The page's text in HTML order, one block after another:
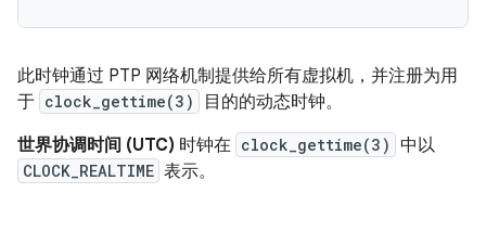
此时钟通过 PTP 网络机制提供给所有虚拟机，并注册为用
于 clock_gettime(3)
目的的动态时钟。
世界协调时间 (UTC) 时钟在 clock_gettime(3) 中以
CLOCK_REALTIME 表示。